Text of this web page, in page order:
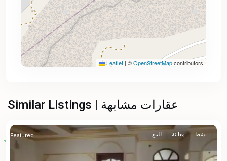
Leaflet | ©OpenStreetMapcontributors
Similar Listings | عقارات مشابهة
للبيع معاينة نشط Featured